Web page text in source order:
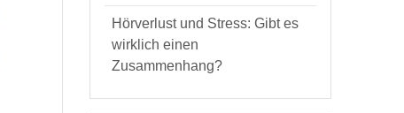
Hörverlust und Stress: Gibt es
wirklich einen
Zusammenhang?